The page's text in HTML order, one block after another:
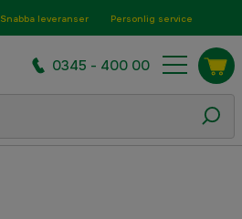
Snabba leveranser Personlig service
0345 - 400 00